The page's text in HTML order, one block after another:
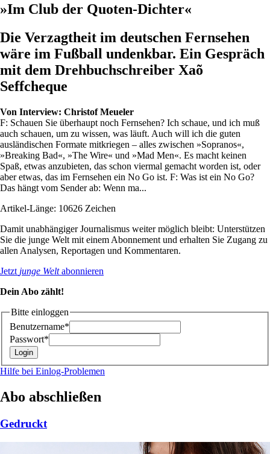
»Im Club der Quoten-Dichter«
Die Verzagtheit im deutschen Fernsehen
wäre im Fußball undenkbar. Ein Gespräch
mit dem Drehbuchschreiber Xaõ
Seffcheque
Von Interview: Christof Meueler
F: Schauen Sie überhaupt noch Fernsehen? Ich schaue, und ich muß
auch schauen, um zu wissen, was läuft. Auch will ich die guten
ausländischen Formate mitkriegen – alles zwischen »Sopranos«,
»Breaking Bad«, »The Wire« und »Mad Men«. Es macht keinen
Spaß, etwas anzubieten, das schon viermal gemacht worden ist, oder
aber etwas, das im Fernsehen ein No Go ist. F: Was ist ein No Go?
Das hängt vom Sender ab: Wenn ma...
Artikel-Länge: 10626 Zeichen
Damit unabhängiger Journalismus weiter möglich bleibt: Unterstützen
Sie die junge Welt mit einem Abonnement und erhalten Sie Zugang zu
allen Analysen, Reportagen und Kommentaren.
Jetzt junge Weltabonnieren
Dein Abo zählt!
Bitte einloggen
Benutzername*
Passwort*
Hilfe bei Einlog-Problemen
Abo abschließen
Gedruckt